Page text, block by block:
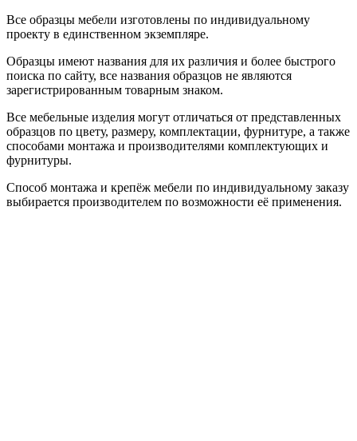
Все образцы мебели изготовлены по индивидуальному
проекту в единственном экземпляре.
Образцы имеют названия для их различия и более быстрого
поиска по сайту, все названия образцов не являются
зарегистрированным товарным знаком.
Все мебельные изделия могут отличаться от представленных
образцов по цвету, размеру, комплектации, фурнитуре, а также
способами монтажа и производителями комплектующих и
фурнитуры.
Способ монтажа и крепёж мебели по индивидуальному заказу
выбирается производителем по возможности её применения.